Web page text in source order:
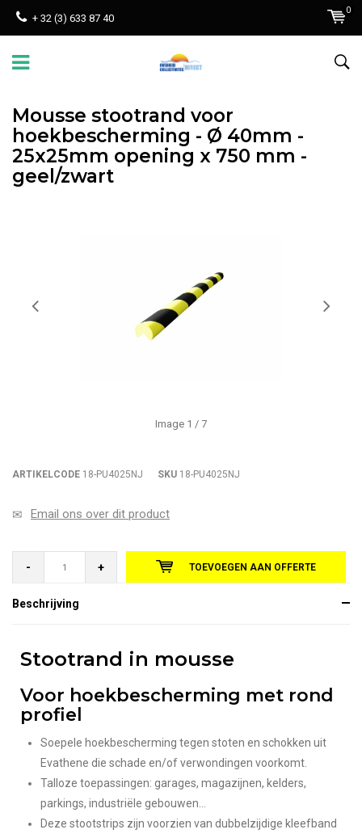
+ 32 (3) 633 87 40
0
Mousse stootrand voor
hoekbescherming - Ø 40mm -
25x25mm opening x 750 mm -
geel/zwart
Image 1 / 7
ARTIKELCODE 18-PU4025NJ SKU 18-PU4025NJ
Email ons over dit product
- + TOEVOEGEN AAN OFFERTE
Beschrijving
Stootrand in mousse
Voor hoekbescherming met rond
profiel
Soepele hoekbescherming tegen stoten en schokken uit
Evathene die schade en/of verwondingen voorkomt.
Talloze toepassingen: garages, magazijnen, kelders,
parkings, industriële gebouwen...
Deze stootstrips zijn voorzien van dubbelzijdige kleefband